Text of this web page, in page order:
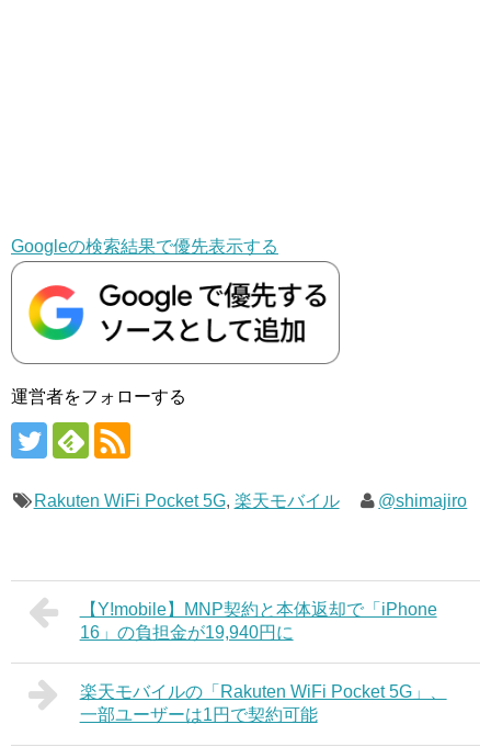
Googleの検索結果で優先表示する
運営者をフォローする
Rakuten WiFi Pocket 5G, 楽天モバイル @shimajiro
【Y!mobile】MNP契約と本体返却で「iPhone
16」の負担金が19,940円に
楽天モバイルの「Rakuten WiFi Pocket 5G」、
一部ユーザーは1円で契約可能